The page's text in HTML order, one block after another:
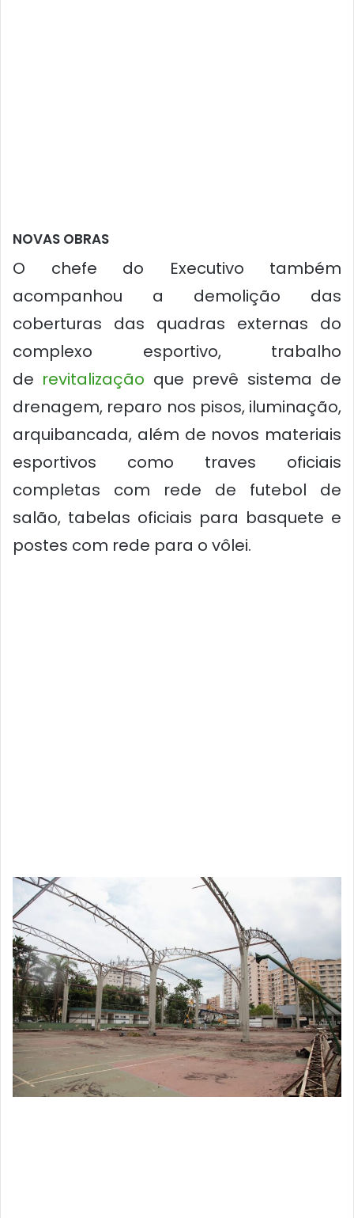
NOVAS OBRAS
O chefe do Executivo também
acompanhou a demolição das
coberturas das quadras externas do
complexo esportivo, trabalho
de revitalização que prevê sistema de
drenagem, reparo nos pisos, iluminação,
arquibancada, além de novos materiais
esportivos como traves oficiais
completas com rede de futebol de
salão, tabelas oficiais para basquete e
postes com rede para o vôlei.